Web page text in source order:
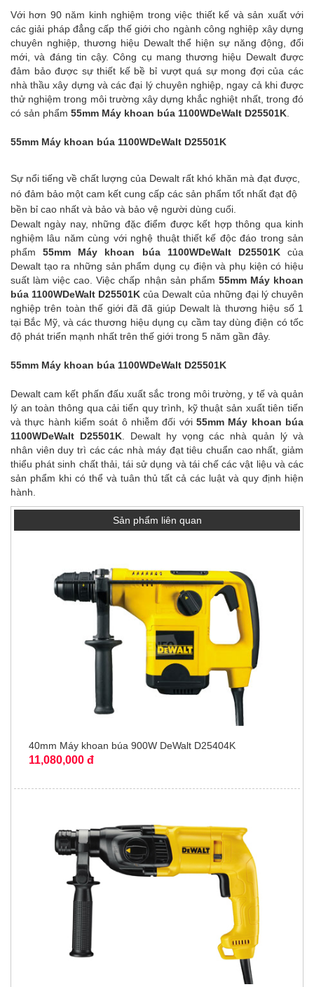
Với hơn 90 năm kinh nghiệm trong việc thiết kế và sản xuất với
các giải pháp đẳng cấp thế giới cho ngành công nghiệp xây dựng
chuyên nghiệp, thương hiệu Dewalt thể hiện sự năng động, đổi
mới, và đáng tin cậy. Công cụ mang thương hiệu Dewalt được
đảm bảo được sự thiết kế bề bỉ vượt quá sự mong đợi của các
nhà thầu xây dựng và các đại lý chuyên nghiệp, ngay cả khi được
thử nghiệm trong môi trường xây dựng khắc nghiệt nhất, trong đó
có sản phẩm 55mm Máy khoan búa 1100WDeWalt D25501K
55mm Máy khoan búa 1100WDeWalt D25501K
Sự nổi tiếng về chất lượng của Dewalt rất khó khăn mà đạt được,
nó đảm bảo một cam kết cung cấp các sản phẩm tốt nhất đạt độ
bền bỉ cao nhất và bảo và bảo vệ người dùng cuối.
Dewalt ngày nay, những đặc điểm được kết hợp thông qua kinh
nghiệm lâu năm cùng với nghệ thuật thiết kế độc đáo trong sản
phẩm55mm Máy khoan búa 1100WDeWalt D25501Kcủa
Dewalt tạo ra những sản phẩm dụng cụ điện và phụ kiện có hiệu
suất làm việc cao. Việc chấp nhận sản phẩm 55mm Máy khoan
búa 1100WDeWalt D25501K của Dewalt của những đại lý chuyên
nghiệp trên toàn thế giới đã đã giúp Dewalt là thương hiệu số 1
tại Bắc Mỹ, và các thương hiệu dụng cụ cầm tay dùng điện có tốc
độ phát triển mạnh nhất trên thế giới trong 5 năm gần đây.
55mm Máy khoan búa 1100WDeWalt D25501K
Dewalt cam kết phấn đấu xuất sắc trong môi trường, y tế và quản
lý an toàn thông qua cải tiến quy trình, kỹ thuật sản xuất tiên tiến
và thực hành kiểm soát ô nhiễm đối với 55mm Máy khoan búa
1100WDeWalt D25501K. Dewalt hy vọng các nhà quản lý và
nhân viên duy trì các các nhà máy đạt tiêu chuẩn cao nhất, giảm
thiểu phát sinh chất thải, tái sử dụng và tái chế các vật liệu và các
sản phẩm khi có thể và tuân thủ tất cả các luật và quy định hiện
hành.
Sản phẩm liên quan
40mm Máy khoan búa 900W DeWalt D25404K
11,080,000 đ